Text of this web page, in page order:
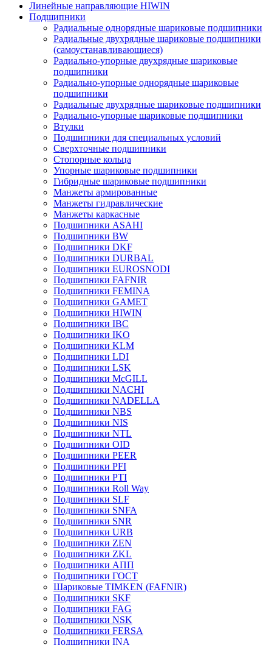
Линейные направляющие HIWIN
Подшипники
Радиальные однорядные шариковые подшипники
Радиальные двухрядные шариковые подшипники
(самоустанавливающиеся)
Радиально-упорные двухрядные шариковые
подшипники
Радиально-упорные однорядные шариковые
подшипники
Радиальные двухрядные шариковые подшипники
Радиально-упорные шариковые подшипники
Втулки
Подшипники для специальных условий
Сверхточные подшипники
Стопорные кольца
Упорные шариковые подшипники
Гибридные шариковые подшипники
Манжеты армированные
Манжеты гидравлические
Манжеты каркасные
Подшипники ASAHI
Подшипники BW
Подшипники DKF
Подшипники DURBAL
Подшипники EUROSNODI
Подшипники FAFNIR
Подшипники FEMINA
Подшипники GAMET
Подшипники HIWIN
Подшипники IBC
Подшипники IKO
Подшипники KLM
Подшипники LDI
Подшипники LSK
Подшипники McGILL
Подшипники NACHI
Подшипники NADELLA
Подшипники NBS
Подшипники NIS
Подшипники NTL
Подшипники OID
Подшипники PEER
Подшипники PFI
Подшипники PTI
Подшипники Roll Way
Подшипники SLF
Подшипники SNFA
Подшипники SNR
Подшипники URB
Подшипники ZEN
Подшипники ZKL
Подшипники АПП
Подшипники ГОСТ
Шариковые ТІMKEN (FAFNIR)
Подшипники SKF
Подшипники FAG
Подшипники NSK
Подшипники FERSA
Подшипники INA